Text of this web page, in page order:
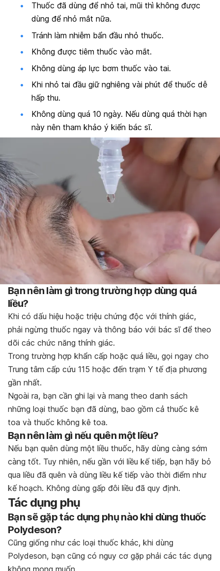
Thuốc đã dùng để nhỏ tai, mũi thì không được
dùng để nhỏ mắt nữa.
Tránh làm nhiễm bẩn đầu nhỏ thuốc.
Không được tiêm thuốc vào mắt.
Không dùng áp lực bơm thuốc vào tai.
Khi nhỏ tai đầu giữ nghiêng vài phút để thuốc dễ
hấp thu.
Không dùng quá 10 ngày. Nếu dùng quá thời hạn
này nên tham khảo ý kiến bác sĩ.
Bạn nên làm gì trong trường hợp dùng quá
liều?
Khi có dấu hiệu hoặc triệu chứng độc với thính giác,
phải ngừng thuốc ngay và thông báo với bác sĩ để theo
dõi các chức năng thính giác.
Trong trường hợp khẩn cấp hoặc quá liều, gọi ngay cho
Trung tâm cấp cứu 115 hoặc đến trạm Y tế địa phương
gần nhất.
Ngoài ra, bạn cần ghi lại và mang theo danh sách
những loại thuốc bạn đã dùng, bao gồm cả thuốc kê
toa và thuốc không kê toa.
Bạn nên làm gì nếu quên một liều?
Nếu bạn quên dùng một liều thuốc, hãy dùng càng sớm
càng tốt. Tuy nhiên, nếu gần với liều kế tiếp, bạn hãy bỏ
qua liều đã quên và dùng liều kế tiếp vào thời điểm như
kế hoạch. Không dùng gấp đôi liều đã quy định.
Tác dụng phụ
Bạn sẽ gặp tác dụng phụ nào khi dùng thuốc
Polydeson?
Cũng giống như các loại thuốc khác, khi dùng
Polydeson, bạn cũng có nguy cơ gặp phải các tác dụng